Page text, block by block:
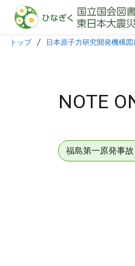
本文に飛ぶ
トップ 日本原子力研究開発機構
NOTE
福島第一原発事